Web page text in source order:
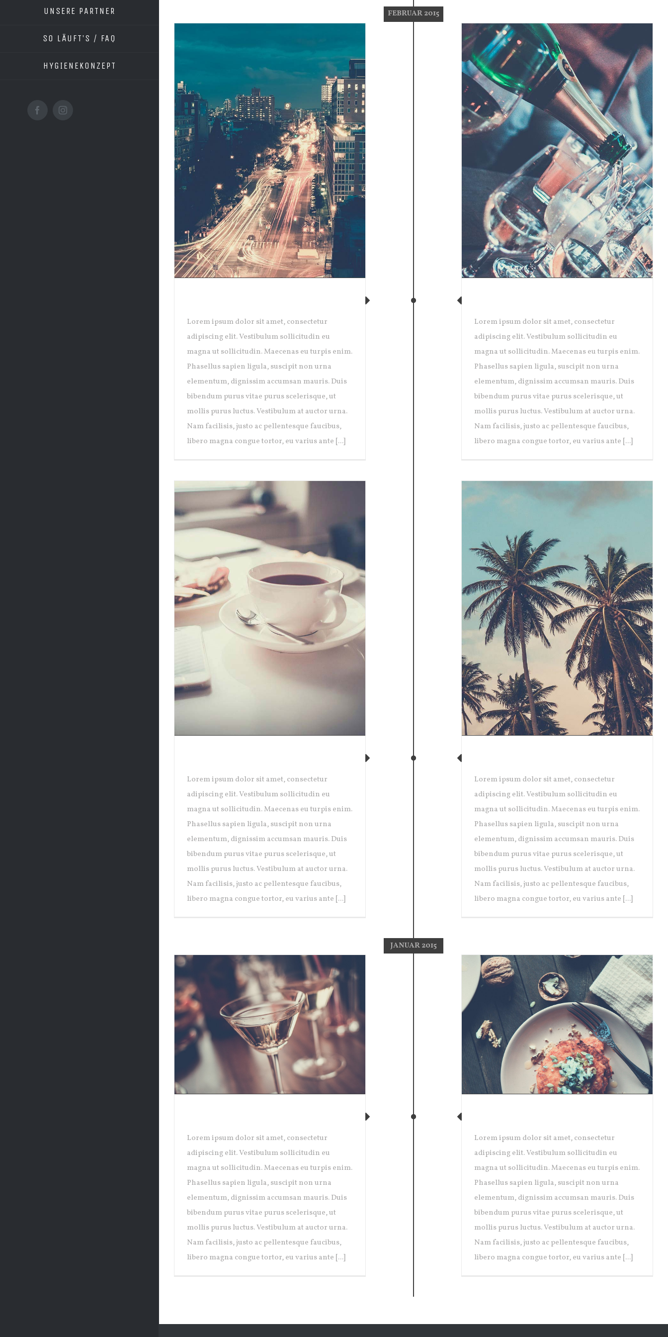
UNSERE PARTNER
SO LÄUFT’S / FAQ
HYGIENEKONZEPT
facebookinstagram
FEBRUAR 2015
Lorem ipsum dolor sit amet, consectetur
adipiscing elit. Vestibulum sollicitudin eu
magna ut sollicitudin. Maecenas eu turpis enim.
Phasellus sapien ligula, suscipit non urna
elementum, dignissim accumsan mauris. Duis
bibendum purus vitae purus scelerisque, ut
mollis purus luctus. Vestibulum at auctor urna.
Nam facilisis, justo ac pellentesque faucibus,
libero magna congue tortor, eu varius ante [...]
Lorem ipsum dolor sit amet, consectetur
adipiscing elit. Vestibulum sollicitudin eu
magna ut sollicitudin. Maecenas eu turpis enim.
Phasellus sapien ligula, suscipit non urna
elementum, dignissim accumsan mauris. Duis
bibendum purus vitae purus scelerisque, ut
mollis purus luctus. Vestibulum at auctor urna.
Nam facilisis, justo ac pellentesque faucibus,
libero magna congue tortor, eu varius ante [...]
Lorem ipsum dolor sit amet, consectetur
adipiscing elit. Vestibulum sollicitudin eu
magna ut sollicitudin. Maecenas eu turpis enim.
Phasellus sapien ligula, suscipit non urna
elementum, dignissim accumsan mauris. Duis
bibendum purus vitae purus scelerisque, ut
mollis purus luctus. Vestibulum at auctor urna.
Nam facilisis, justo ac pellentesque faucibus,
libero magna congue tortor, eu varius ante [...]
Lorem ipsum dolor sit amet, consectetur
adipiscing elit. Vestibulum sollicitudin eu
magna ut sollicitudin. Maecenas eu turpis enim.
Phasellus sapien ligula, suscipit non urna
elementum, dignissim accumsan mauris. Duis
bibendum purus vitae purus scelerisque, ut
mollis purus luctus. Vestibulum at auctor urna.
Nam facilisis, justo ac pellentesque faucibus,
libero magna congue tortor, eu varius ante [...]
JANUAR 2015
Lorem ipsum dolor sit amet, consectetur
adipiscing elit. Vestibulum sollicitudin eu
magna ut sollicitudin. Maecenas eu turpis enim.
Phasellus sapien ligula, suscipit non urna
elementum, dignissim accumsan mauris. Duis
bibendum purus vitae purus scelerisque, ut
mollis purus luctus. Vestibulum at auctor urna.
Nam facilisis, justo ac pellentesque faucibus,
libero magna congue tortor, eu varius ante [...]
Lorem ipsum dolor sit amet, consectetur
adipiscing elit. Vestibulum sollicitudin eu
magna ut sollicitudin. Maecenas eu turpis enim.
Phasellus sapien ligula, suscipit non urna
elementum, dignissim accumsan mauris. Duis
bibendum purus vitae purus scelerisque, ut
mollis purus luctus. Vestibulum at auctor urna.
Nam facilisis, justo ac pellentesque faucibus,
libero magna congue tortor, eu varius ante [...]